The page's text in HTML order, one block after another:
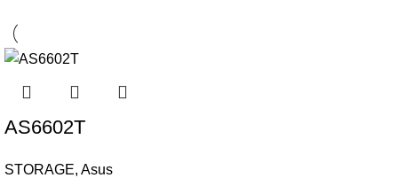
AS6602T
STORAGE, Asus